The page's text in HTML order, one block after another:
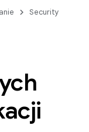
Security